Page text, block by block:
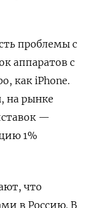
—
проблемы с
аппаратов с
как iPhone.
на рынке
—
1%
что
в Россию. В